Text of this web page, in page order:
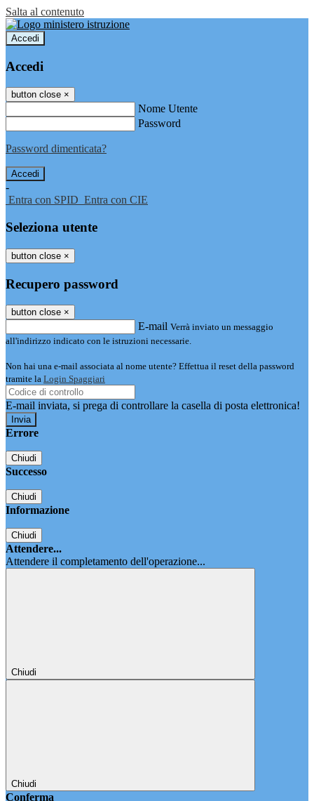
Salta al contenuto
Accedi
Accedi
button close ×
Nome Utente
Password
Password dimenticata?
-
Entra con SPID Entra con CIE
Seleziona utente
button close ×
Recupero password
button close ×
E-mail Verrà inviato un messaggio
all'indirizzo indicato con le istruzioni necessarie.
Non hai una e-mail associata al nome utente? Effettua il reset della password
tramite la Login Spaggiari
E-mail inviata, si prega di controllare la casella di posta elettronica!
Errore
Chiudi
Successo
Chiudi
Informazione
Chiudi
Attendere...
Attendere il completamento dell'operazione...
Chiudi
Chiudi
Conferma